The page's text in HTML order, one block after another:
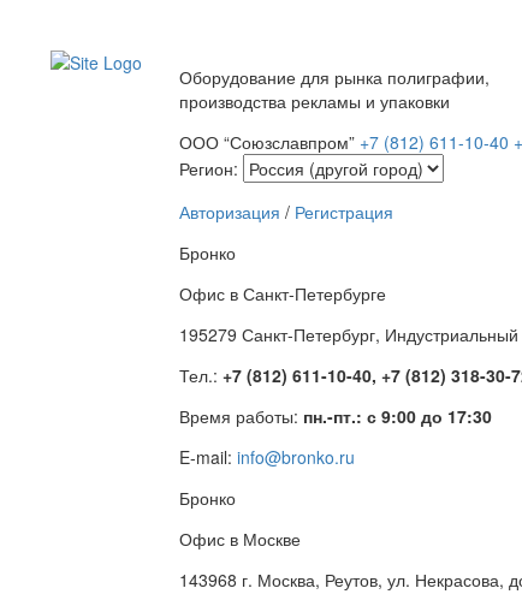
Оборудование для рынка полиграфии,
производства рекламы и упаковки
ООО “Союзславпром” +7 (812) 611-10-40
Регион:
Авторизация / Регистрация
Бронко
Офис в Санкт-Петербурге
195279 Санкт-Петербург,
Тел.: +7 (812) 611-10-40, +7 (812) 318-30-
Время работы: пн.-пт.: с 9:00 до 17:30
E-mail: info@bronko.ru
Бронко
Офис в Москве
143968 г. Москва, Реутов, ул. Некрасова,